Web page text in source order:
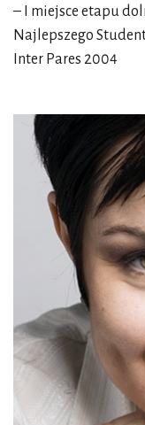
– I miejsce etapu
Najlepszego
Inter Pares 2004